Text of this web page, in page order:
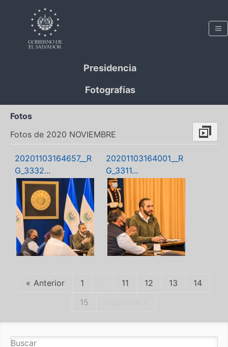
Presidencia
Fotografías
Fotos
Fotos de 2020 NOVIEMBRE
20201103164657__R
G_3332...
20201103164001__R
G_3311...
Anterior 1 11 12 13
14
15